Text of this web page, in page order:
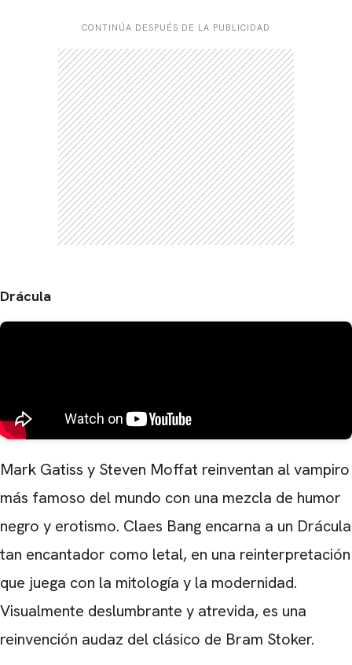
CONTINÚA DESPUÉS DE LA PUBLICIDAD
Drácula
Mark Gatiss y Steven Moffat reinventan al vampiro
más famoso del mundo con una mezcla de humor
negro y erotismo. Claes Bang encarna a un Drácula
tan encantador como letal, en una reinterpretación
que juega con la mitología y la modernidad.
Visualmente deslumbrante y atrevida, es una
reinvención audaz del clásico de Bram Stoker.